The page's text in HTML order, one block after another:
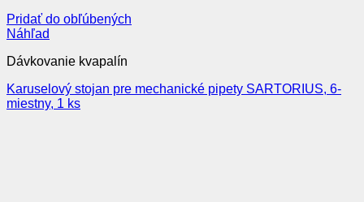
Pridať do obľúbených
Náhľad
Dávkovanie kvapalín
Karuselový stojan pre mechanické pipety SARTORIUS, 6-
miestny, 1 ks